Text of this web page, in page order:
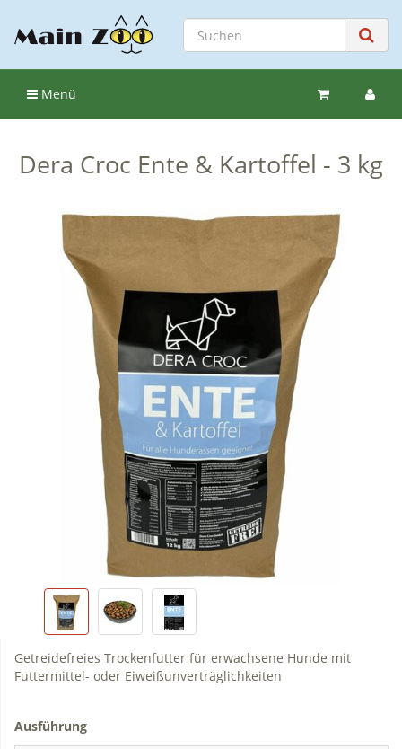
Menü
Dera Croc Ente & Kartoffel - 3 kg
Getreidefreies Trockenfutter für erwachsene Hunde mit
Futtermittel- oder Eiweißunverträglichkeiten
Ausführung